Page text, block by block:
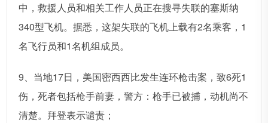
中，救援人员和相关工作人员正在搜寻失联的塞斯纳
340型飞机。据悉，这架失联的飞机上载有2名乘客，1
名飞行员和1名机组成员。
9、当地17日，美国密西西比发生连环枪击案，致6死1
伤，死者包括枪手前妻，警方：枪手已被捕，动机尚不
清楚。拜登表示谴责；